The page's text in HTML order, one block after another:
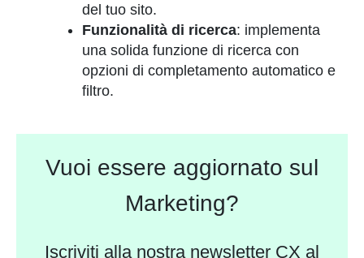
del tuo sito.
Funzionalità di ricerca: implementa
una solida funzione di ricerca con
opzioni di completamento automatico e
filtro.
Vuoi essere aggiornato sul
Marketing?
Iscriviti alla nostra newsletter CX al